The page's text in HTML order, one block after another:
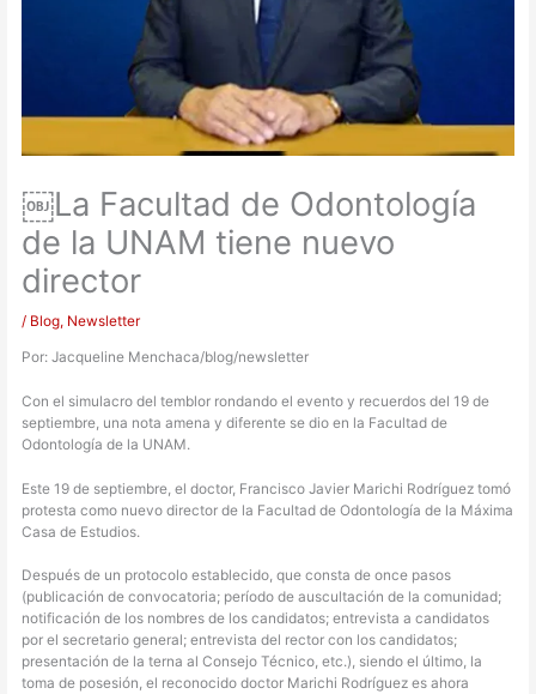
￼La Facultad de Odontología
de la UNAM tiene nuevo
director
/ Blog, Newsletter
Por: Jacqueline Menchaca/blog/newsletter
Con el simulacro del temblor rondando el evento y recuerdos del 19 de
septiembre, una nota amena y diferente se dio en la Facultad de
Odontología de la UNAM.
Este 19 de septiembre, el doctor, Francisco Javier Marichi Rodríguez tomó
protesta como nuevo director de la Facultad de Odontología de la Máxima
Casa de Estudios.
Después de un protocolo establecido, que consta de once pasos
(publicación de convocatoria; período de auscultación de la comunidad;
notificación de los nombres de los candidatos; entrevista a candidatos
por el secretario general; entrevista del rector con los candidatos;
presentación de la terna al Consejo Técnico, etc.), siendo el último, la
toma de posesión, el reconocido doctor Marichi Rodríguez es ahora